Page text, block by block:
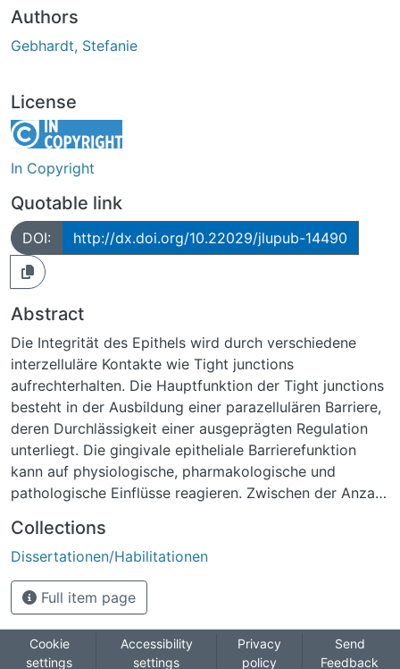
Authors
Gebhardt, Stefanie
License
In Copyright
Quotable link
DOI: http://dx.doi.org/10.22029/jlupub-14490
Abstract
Die Integrität des Epithels wird durch verschiedene
interzelluläre Kontakte wie Tight junctions
aufrechterhalten. Die Hauptfunktion der Tight junctions
besteht in der Ausbildung einer parazellulären Barriere,
deren Durchlässigkeit einer ausgeprägten Regulation
unterliegt. Die gingivale epitheliale Barrierefunktion
kann auf physiologische, pharmakologische und
pathologische Einflüsse reagieren. Zwischen der Anzahl
elektrischen Widerstand besteht ein logarithmischer
Zusammenhang. Bestimmte Inhaltsstoffe von
Zahnpasten (wie SLS) haben dosisabhängig Einfluss auf
die Zellkontakte der oralen Mukosa und somit auf die
desquamative Wirkung von SLS zu vermindern
(Triclosan, Zink). In zahlreichen Studien wurde die
Collections
Dissertationen/Habilitationen
Full item page
Cookie
settings
Accessibility
settings
Privacy
policy
Send
Feedback